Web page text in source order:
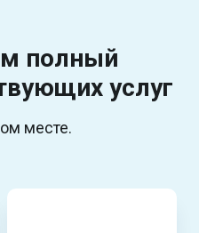
полный
услуг
месте.